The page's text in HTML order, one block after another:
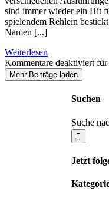
sind immer wieder ein Hit
spielendem Rehlein
Namen [...]
Weiterlesen
Kommentare deaktiviertfür
Mehr Beiträge laden
Suchen
Suche
Jetzt